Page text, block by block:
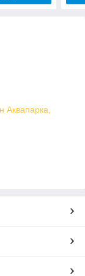
Аквапарка,